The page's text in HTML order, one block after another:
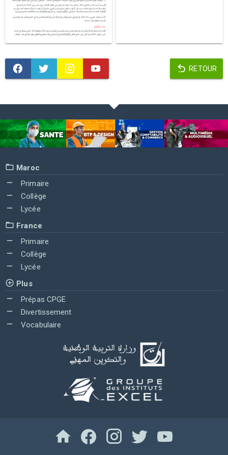
RETOUR
Maroc
Primaire
Collège
Lycée
France
Primaire
Collège
Lycée
Plus
Prépas CPGE
Divertissement
Vocabulaire